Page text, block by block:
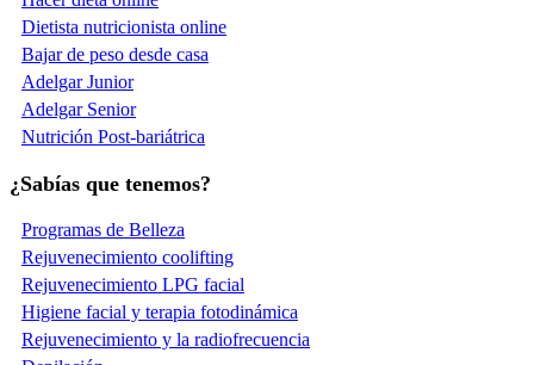
Dietista nutricionista online
Bajar de peso desde casa
Adelgar Junior
Adelgar Senior
Nutrición Post-bariátrica
¿Sabías que tenemos?
Programas de Belleza
Rejuvenecimiento coolifting
Rejuvenecimiento LPG facial
Higiene facial y terapia fotodinámica
Rejuvenecimiento y la radiofrecuencia